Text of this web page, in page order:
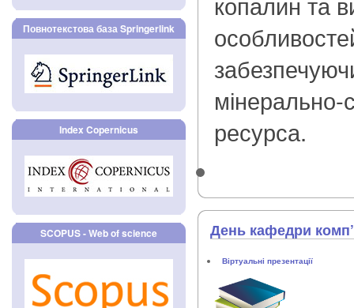
Повнотекстова база Springerlink
Index Copernicus
SCOPUS - Web of science
ресурса.
День кафедри
Віртуальні презентації